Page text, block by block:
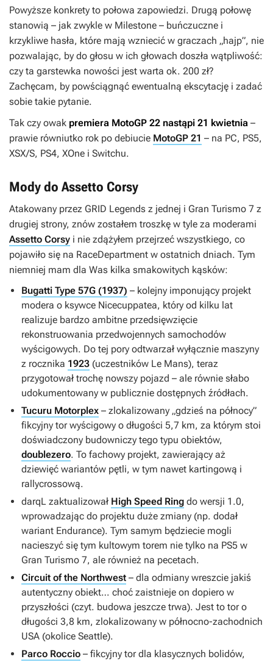
Powyższe konkrety to połowa zapowiedzi. Drugą połowę
stanowią – jak zwykle w Milestone – buńczuczne i
krzykliwe hasła, które mają wzniecić w graczach „hajp”, nie
pozwalając, by do głosu w ich głowach doszła wątpliwość:
czy ta garstewka nowości jest warta ok. 200 zł?
Zachęcam, by powściągnąć ewentualną ekscytację i zadać
sobie takie pytanie.
Tak czy owak premiera MotoGP 22 nastąpi 21 kwietnia –
prawie równiutko rok po debiucie MotoGP 21 – na PC, PS5,
XSX/S, PS4, XOne i Switchu.
Mody do Assetto Corsy
Atakowany przez GRID Legends z jednej i Gran Turismo 7 z
drugiej strony, znów zostałem troszkę w tyle za moderami
Assetto Corsy i nie zdążyłem przejrzeć wszystkiego, co
pojawiło się na RaceDepartment w ostatnich dniach. Tym
niemniej mam dla Was kilka smakowitych kąsków:
Bugatti Type 57G (1937) – kolejny imponujący projekt
modera o ksywce Nicecuppatea, który od kilku lat
realizuje bardzo ambitne przedsięwzięcie
rekonstruowania przedwojennych samochodów
wyścigowych. Do tej pory odtwarzał wyłącznie maszyny
z rocznika 1923 (uczestników Le Mans), teraz
przygotował trochę nowszy pojazd – ale równie słabo
udokumentowany w publicznie dostępnych źródłach.
Tucuru Motorplex – zlokalizowany „gdzieś na północy”
fikcyjny tor wyścigowy o długości 5,7 km, za którym stoi
doświadczony budowniczy tego typu obiektów,
doublezero. To fachowy projekt, zawierający aż
dziewięć wariantów pętli, w tym nawet kartingową i
rallycrossową.
darqL zaktualizował High Speed Ring do wersji 1.0,
wprowadzając do projektu duże zmiany (np. dodał
wariant Endurance). Tym samym będziecie mogli
nacieszyć się tym kultowym torem nie tylko na PS5 w
Gran Turismo 7, ale również na pecetach.
Circuit of the Northwest – dla odmiany wreszcie jakiś
autentyczny obiekt… choć zaistnieje on dopiero w
przyszłości (czyt. budowa jeszcze trwa). Jest to tor o
długości 3,8 km, zlokalizowany w północno-zachodnich
USA (okolice Seattle).
Parco Roccio – fikcyjny tor dla klasycznych bolidów,